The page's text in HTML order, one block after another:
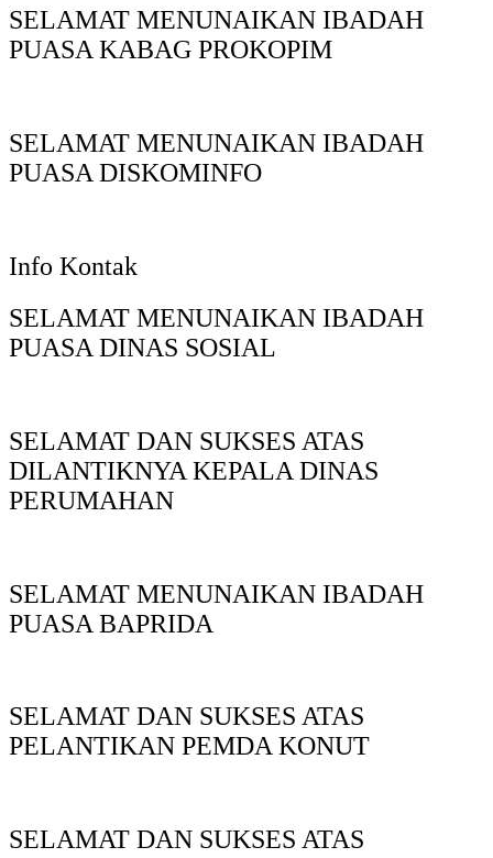
SELAMAT MENUNAIKAN IBADAH
PUASA KABAG PROKOPIM
SELAMAT MENUNAIKAN IBADAH
PUASA DISKOMINFO
Info Kontak
SELAMAT MENUNAIKAN IBADAH
PUASA DINAS SOSIAL
SELAMAT DAN SUKSES ATAS
DILANTIKNYA KEPALA DINAS
PERUMAHAN
SELAMAT MENUNAIKAN IBADAH
PUASA BAPRIDA
SELAMAT DAN SUKSES ATAS
PELANTIKAN PEMDA KONUT
SELAMAT DAN SUKSES ATAS